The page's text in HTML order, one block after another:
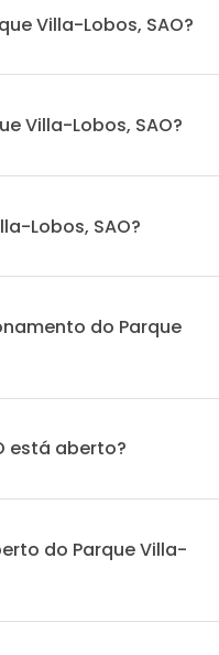
Villa-Lobos, SAO?
Villa-Lobos, SAO?
Lobos, SAO?
do Parque
está aberto?
do Parque Villa-